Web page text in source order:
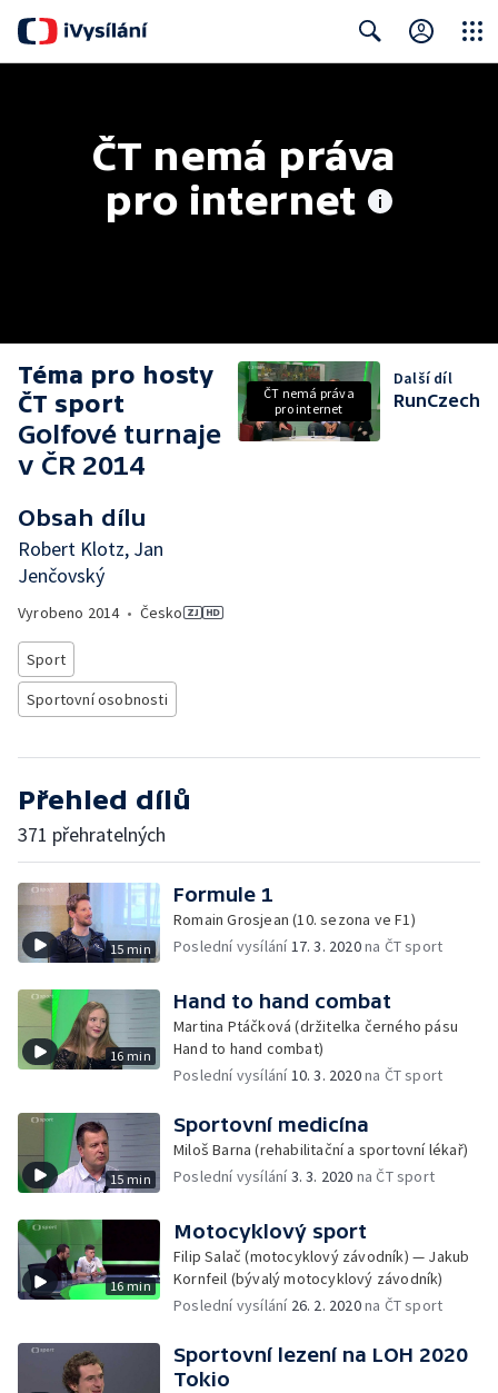
ČT nemá práva
pro internet
Téma pro hosty
ČT sport
Golfové turnaje
v ČR 2014
Obsah dílu
Robert Klotz, Jan
Jenčovský
Vyrobeno 2014• Česko
Sport
Sportovní osobnosti
ČT nemá práva
pro internet
Další díl
RunCzech
Přehled dílů
371 přehratelných
15 min
Formule 1
Romain Grosjean (10. sezona ve F1)
Poslední vysílání17. 3. 2020na ČT sport
16 min
Hand to hand combat
Martina Ptáčková (držitelka černého pásu
Hand to hand combat)
Poslední vysílání10. 3. 2020na ČT sport
15 min
Sportovní medicína
Miloš Barna (rehabilitační a sportovní lékař)
Poslední vysílání3. 3. 2020 na ČT sport
16 min
Motocyklový sport
Filip Salač (motocyklový závodník) — Jakub
Kornfeil (bývalý motocyklový závodník)
Poslední vysílání 26. 2. 2020na ČT sport
Sportovní lezení na LOH 2020
Tokio